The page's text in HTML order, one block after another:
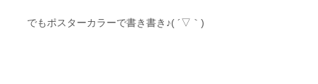
でもポスターカラーで書き書き♪( ´▽｀)